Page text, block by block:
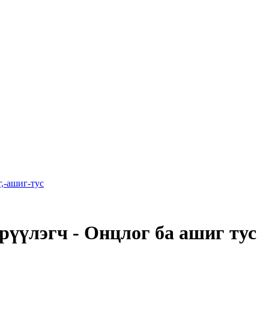
ашиг-тус
- Онцлог ба ашиг тус